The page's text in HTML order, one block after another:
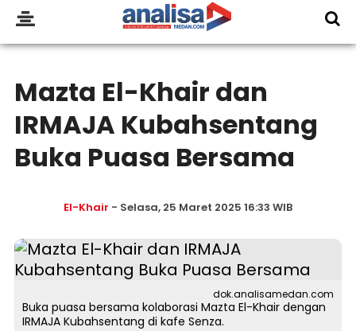
Mazta El-Khair dan
IRMAJA Kubahsentang
Buka Puasa Bersama
El-Khair - Selasa, 25 Maret 2025 16:33 WIB
dok.analisamedan.com
Buka puasa bersama kolaborasi Mazta El-Khair dengan
IRMAJA Kubahsentang di kafe Senza.